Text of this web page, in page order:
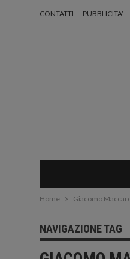
CONTATTI PUBBLICITA’
Home Giacomo
NAVIGAZIONE TAG